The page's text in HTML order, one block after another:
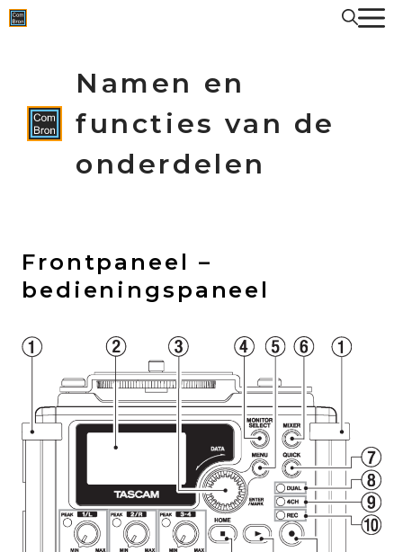
Spring
naar
Namen en
functies van de
onderdelen
Frontpaneel –
bedieningspaneel